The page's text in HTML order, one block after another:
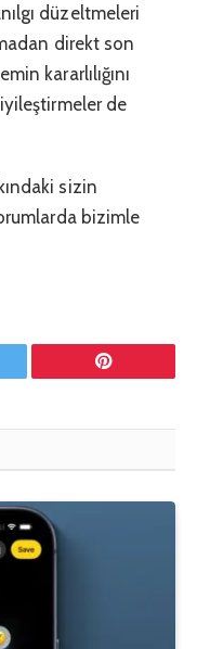
düzeltmeleri
direkt son
kararlılığını
de
sizin
bizimle
Pinterest'in